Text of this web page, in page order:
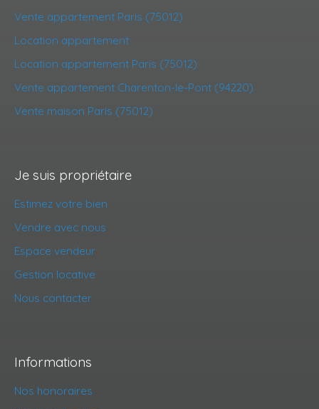
Vente appartement Paris (75012)
Location appartement
Location appartement Paris (75012)
Vente appartement Charenton-le-Pont (94220)
Vente maison Paris (75012)
Je suis propriétaire
Estimez votre bien
Vendre avec nous
Espace vendeur
Gestion locative
Nous contacter
Informations
Nos honoraires